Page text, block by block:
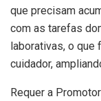
que precisam
com as tarefas
laborativas, o que
cuidador,
Requer a